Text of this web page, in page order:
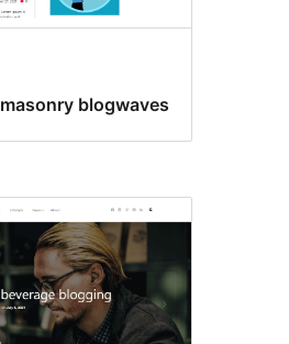
masonry blogwaves